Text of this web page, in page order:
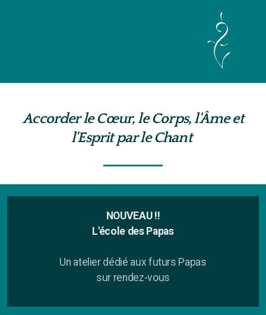
Accorder le Cœur, le Corps, l'Âme et
l'Esprit par le Chant
NOUVEAU !!
L'école des Papas
Un atelier dédié aux futurs Papas
sur rendez-vous
Prise de parole en public
Stages
3-Le Chant Intérieur